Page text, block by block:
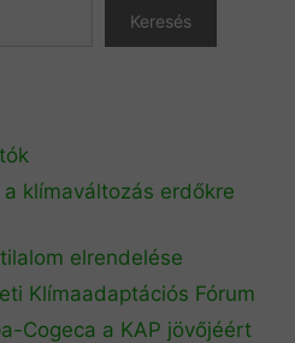
Keresés
klímaváltozás erdőkre
elrendelése
Klímaadaptációs Fórum
Cogeca a KAP jövőjéért